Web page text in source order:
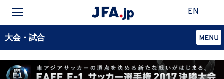
EN
大会・試合